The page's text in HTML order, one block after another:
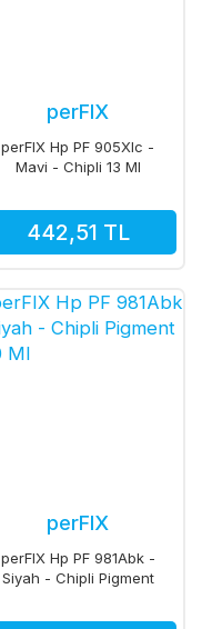
perFIX
perFIX Hp PF 905Xlc -
Mavi - Chipli 13 Ml
442,51 TL
perFIX
perFIX Hp PF 981Abk -
Siyah - Chipli Pigment